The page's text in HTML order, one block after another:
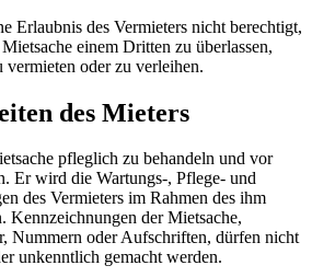
Erlaubnis des Vermieters nicht berechtigt,
einem Dritten zu überlassen,
vermieten oder zu verleihen.
des Mieters
pfleglich zu behandeln und vor
Er wird die Wartungs-, Pflege- und
des Vermieters im Rahmen des ihm
Kennzeichnungen der Mietsache,
Nummern oder Aufschriften, dürfen nicht
unkenntlich gemacht werden.